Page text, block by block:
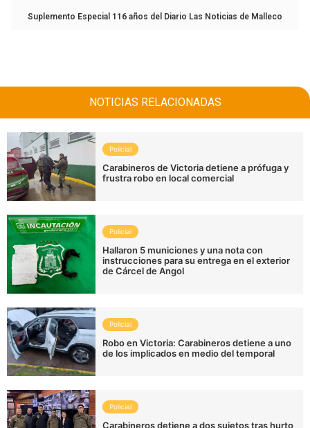
Suplemento Especial 116 años del Diario Las Noticias de Malleco
NOTICIAS RELACIONADAS
Policial
Carabineros de Victoria detiene a prófuga y
frustra robo en local comercial
Policial
Hallaron 5 municiones y una nota con
instrucciones para su entrega en el exterior
de Cárcel de Angol
Policial
Robo en Victoria: Carabineros detiene a uno
de los implicados en medio del temporal
Policial
Carabineros detiene a dos sujetos tras hurto